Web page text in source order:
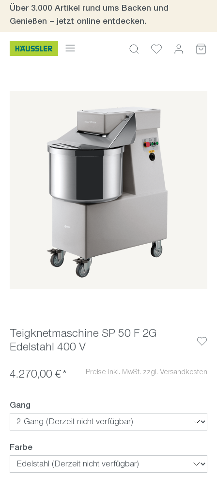
Zum Hauptinhalt springen
Über 3.000 Artikel rund ums Backen und
Genießen – jetzt online entdecken.
Teigknetmaschine SP 50 F 2G
Edelstahl 400 V
4.270,00 €* Preise inkl. MwSt. zzgl. Versandkosten
Gang
Farbeauswählen